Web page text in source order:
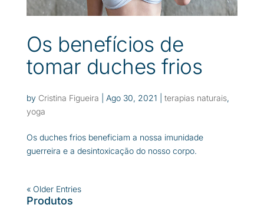
Os benefícios de
tomar duches frios
by Cristina Figueira Ago 30, 2021 terapias naturais,
yoga
Os duches frios beneficiam a nossa imunidade
guerreira e a desintoxicação do nosso corpo.
« Older Entries
Produtos